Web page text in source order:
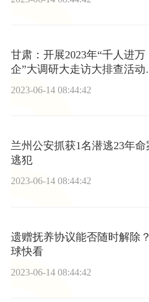
甘肃：开展2023年“千人进万
企”大调研大走访大排查活动
2023-06-14 08:44:42
兰州公安抓获1名潜逃23年命
逃犯
2023-06-14 08:44:42
遗赠抚养协议能否随时解除
球快看
2023-06-14 08:44:42